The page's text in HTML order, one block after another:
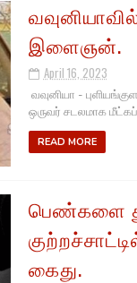
இளைஞன்.
April 16, 2023
வவுனியா -
ஒருவர் சடலமாக
READ MORE
பெண்களை
கைது.